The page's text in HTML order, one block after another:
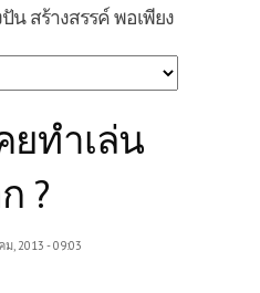
น สร้างสรรค์ พอเพียง
ยทำเล่น
?
, 2013 - 09:03